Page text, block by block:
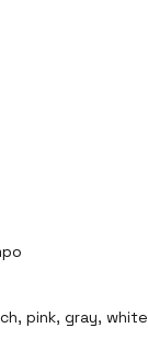
pink, gray, white